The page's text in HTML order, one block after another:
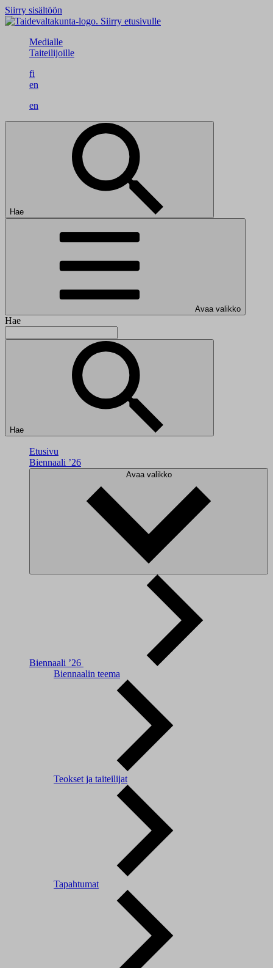
Siirry sisältöön
Siirry etusivulle
Medialle
Taiteilijoille
fi
en
en
Hae
Avaa valikko
Hae
Hae
Etusivu
Biennaali ’26
Avaa valikko
Biennaali ’26
Biennaalin teema
Teokset ja taiteilijat
Tapahtumat